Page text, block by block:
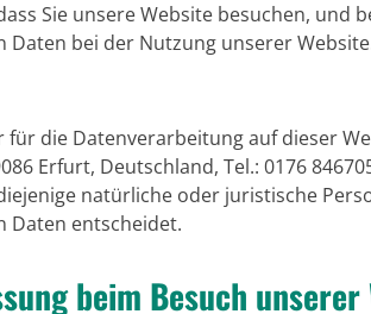
Sie unsere Website besuchen,
Daten bei der Nutzung unserer
die Datenverarbeitung auf dieser
Erfurt, Deutschland, Tel.: 0176
natürliche oder juristische
Daten entscheidet.
beim Besuch unserer